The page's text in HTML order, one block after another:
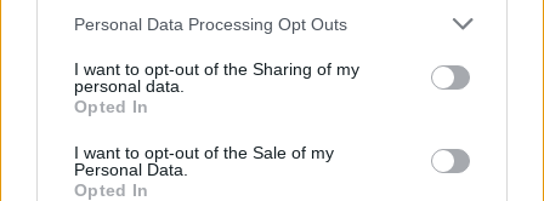
Personal Data Processing Opt Outs
I want to opt-out of the Sharing of my
personal data.
Opted In
I want to opt-out of the Sale of my
Personal Data.
Opted In